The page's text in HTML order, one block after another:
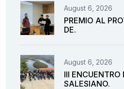
August 6, 2026
PREMIO AL
DE.
August 6, 2026
III ENCUENTRO
SALESIANO.